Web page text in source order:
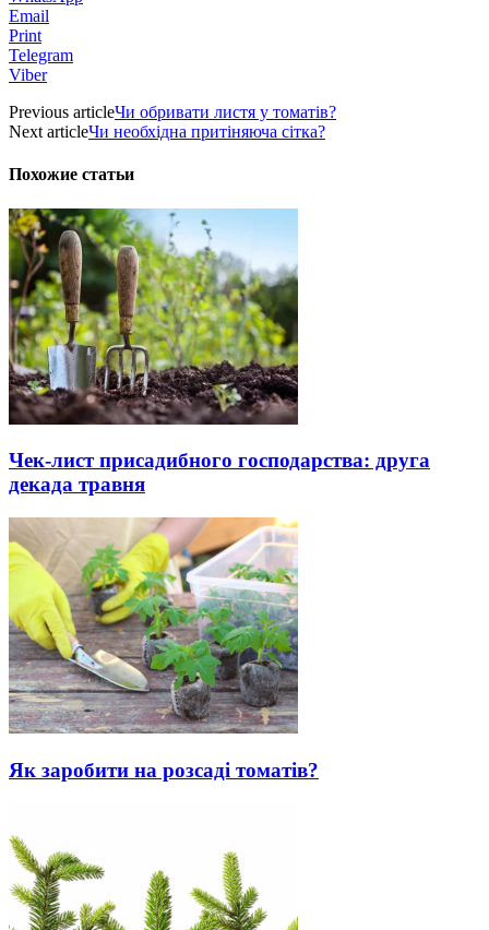
Email
Print
Telegram
Viber
Previous articleЧи обривати листя у томатів?
Next articleЧи необхідна притіняюча сітка?
Похожие статьи
Чек-лист присадибного господарства: друга
декада травня
Як заробити на розсаді томатів?